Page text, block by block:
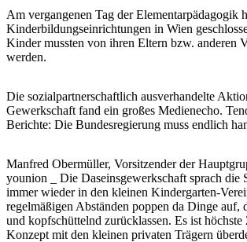
Am vergangenen Tag der Elementarpädagogik
Kinderbildungseinrichtungen in Wien
Kinder mussten von ihren Eltern bzw. anderen
werden.
Die sozialpartnerschaftlich ausverhandelte
Gewerkschaft fand ein großes Medienecho.
Berichte: Die Bundesregierung muss endlich
Manfred Obermüller, Vorsitzender der
younion _ Die Daseinsgewerkschaft sprach die
immer wieder in den kleinen Kindergarten-
regelmäßigen Abständen poppen da Dinge auf,
und kopfschüttelnd zurücklassen. Es ist höchste
Konzept mit den kleinen privaten Trägern